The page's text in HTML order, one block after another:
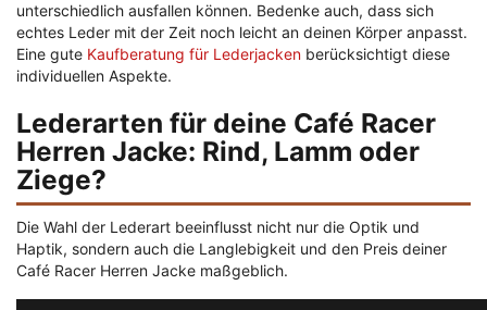
unterschiedlich ausfallen können. Bedenke auch, dass sich
echtes Leder mit der Zeit noch leicht an deinen Körper anpasst.
Eine gute Kaufberatung für Lederjacken berücksichtigt diese
individuellen Aspekte.
Lederarten für deine Café Racer
Herren Jacke: Rind, Lamm oder
Ziege?
Die Wahl der Lederart beeinflusst nicht nur die Optik und
Haptik, sondern auch die Langlebigkeit und den Preis deiner
Café Racer Herren Jacke maßgeblich.